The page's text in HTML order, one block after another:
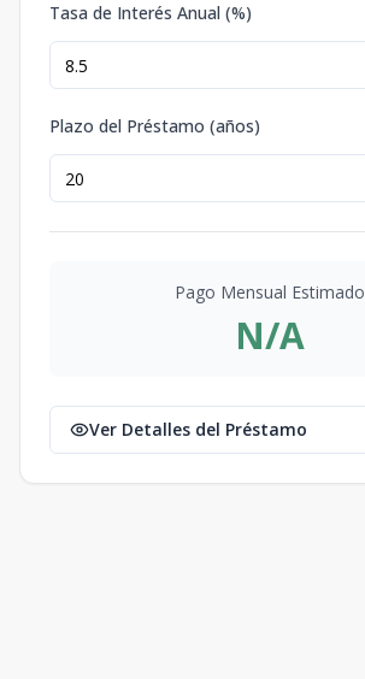
Tasa de Interés Anual (%)
Plazo del Préstamo (años)
Pago Mensual Estimado
N/A
Ver Detalles del Préstamo